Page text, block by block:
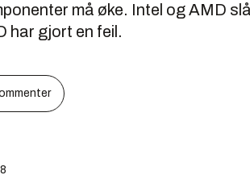
må øke. Intel og AMD
har gjort en feil.